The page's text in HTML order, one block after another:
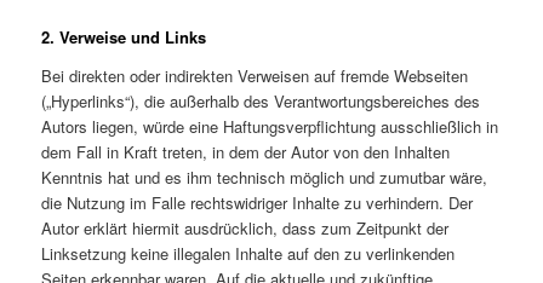
2. Verweise und Links
Bei direkten oder indirekten Verweisen auf fremde Webseiten
(„Hyperlinks“), die außerhalb des Verantwortungsbereiches des
Autors liegen, würde eine Haftungsverpflichtung ausschließlich in
dem Fall in Kraft treten, in dem der Autor von den Inhalten
Kenntnis hat und es ihm technisch möglich und zumutbar wäre,
die Nutzung im Falle rechtswidriger Inhalte zu verhindern. Der
Autor erklärt hiermit ausdrücklich, dass zum Zeitpunkt der
Linksetzung keine illegalen Inhalte auf den zu verlinkenden